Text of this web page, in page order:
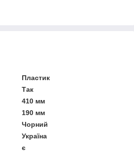
Пластик
Так
410 мм
190 мм
Чорний
Україна
є